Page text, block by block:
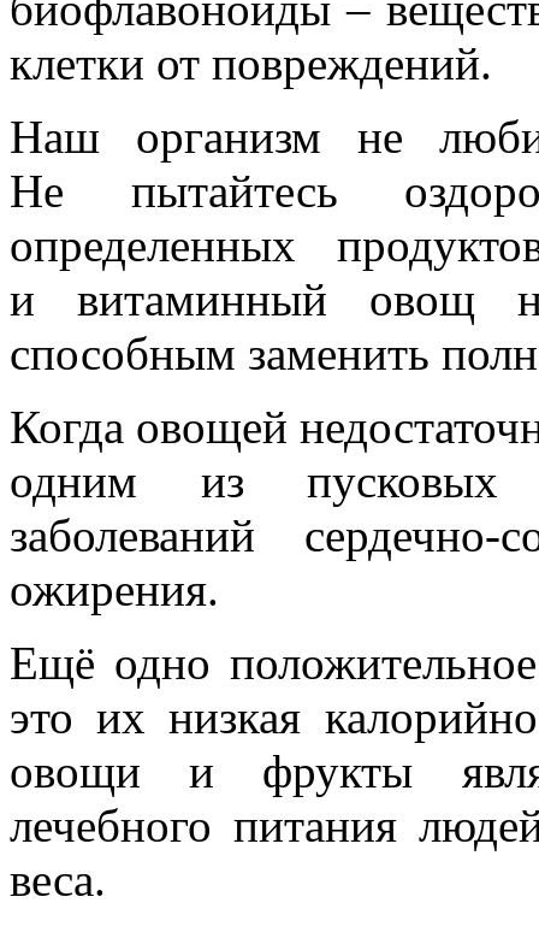
клетки от повреждений.
Наш организм не
Не пытайтесь
определенных
и витаминный овощ
способным заменить
Когда овощей
одним из пусковых
заболеваний сердечно-
ожирения.
Ещё одно
это их низкая
овощи и фрукты
лечебного питания
веса.